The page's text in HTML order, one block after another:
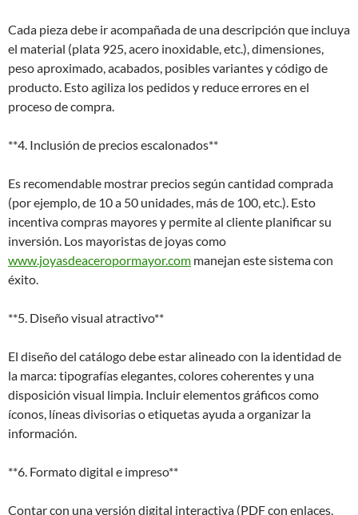
Cada pieza debe ir acompañada de una descripción que incluya
el material (plata 925, acero inoxidable, etc.), dimensiones,
peso aproximado, acabados, posibles variantes y código de
producto. Esto agiliza los pedidos y reduce errores en el
proceso de compra.
**4. Inclusión de precios escalonados**
Es recomendable mostrar precios según cantidad comprada
(por ejemplo, de 10 a 50 unidades, más de 100, etc.). Esto
incentiva compras mayores y permite al cliente planificar su
inversión. Los mayoristas de joyas como
www.joyasdeaceropormayor.com manejan este sistema con
éxito.
**5. Diseño visual atractivo**
El diseño del catálogo debe estar alineado con la identidad de
la marca: tipografías elegantes, colores coherentes y una
disposición visual limpia. Incluir elementos gráficos como
íconos, líneas divisorias o etiquetas ayuda a organizar la
información.
**6. Formato digital e impreso**
Contar con una versión digital interactiva (PDF con enlaces,